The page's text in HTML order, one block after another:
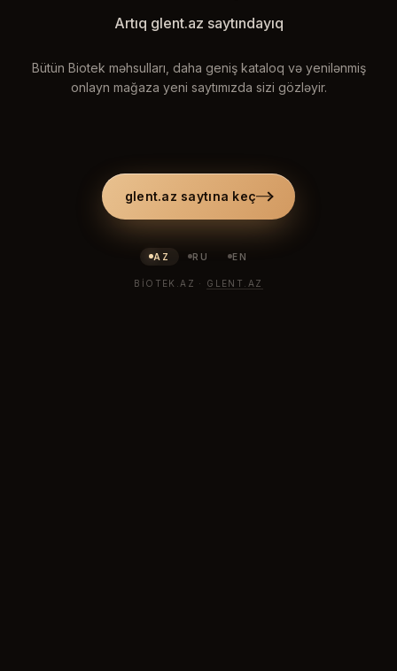
Artıq glent.az saytındayıq
Bütün Biotek məhsulları, daha geniş kataloq və yenilənmiş
onlayn mağaza yeni saytımızda sizi gözləyir.
glent.az saytına keç
AZ RU EN
BIOTEK.AZ · GLENT.AZ